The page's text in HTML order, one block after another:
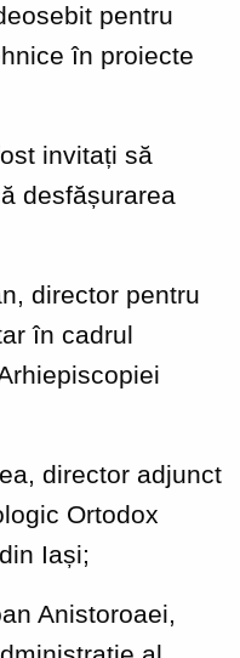
pentru
în proiecte
invitați să
desfășurarea
director pentru
în cadrul
director adjunct
Ortodox
Iași;
Anistoroaei,